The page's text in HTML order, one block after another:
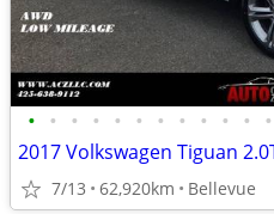
• • • • • • • • • • • •
7/13 62,920km Bellevue